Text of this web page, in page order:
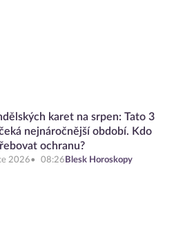
karet na srpen: Tato 3
nejnáročnější období. Kdo
ochranu?
2026 08:26 Blesk Horoskopy